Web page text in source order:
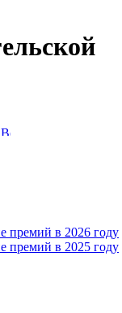
премий в 2026 году
премий в 2025 году